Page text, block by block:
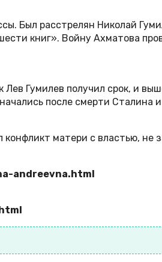
Был расстрелян Николай
книг». Войну Ахматова
Гумилев получил срок, и
после смерти Сталина
матери с властью, не
andreevna.html